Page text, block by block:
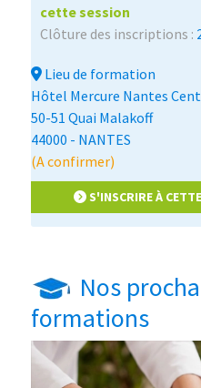
cette session
Clôture des inscriptions :
Lieu de formation
Hôtel Mercure Nantes
50-51 Quai Malakoff
44000 - NANTES
(A confirmer)
S'INSCRIRE À
Nos
formations